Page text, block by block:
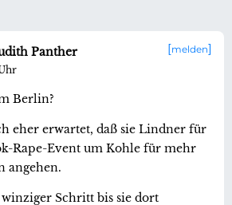
melden
Panther
Berlin?
eher erwartet, daß sie Lindner für
Rape-Event um Kohle für mehr
angehen.
Schritt bis sie dort